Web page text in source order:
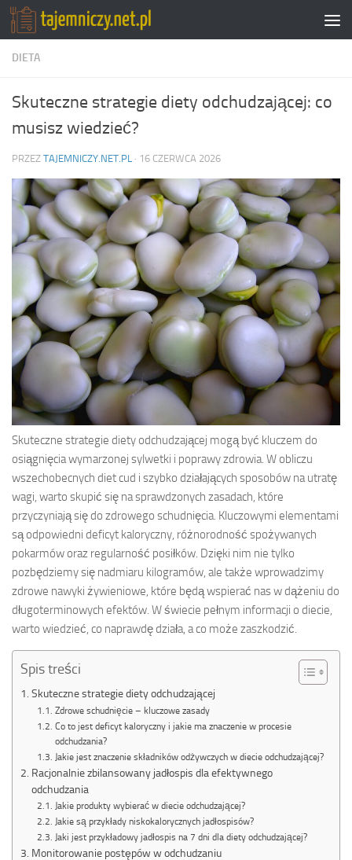
Przejdź do treści
DIETA
Skuteczne strategie diety odchudzającej: co
musisz wiedzieć?
PRZEZ TAJEMNICZY.NET.PL · 16 CZERWCA 2026
Skuteczne strategie diety odchudzającej mogą być kluczem do
osiągnięcia wymarzonej sylwetki i poprawy zdrowia. W obliczu
wszechobecnych diet cud i szybko działających sposobów na utratę
wagi, warto skupić się na sprawdzonych zasadach, które
przyczyniają się do zdrowego schudnięcia. Kluczowymi elementami
są odpowiedni deficyt kaloryczny, różnorodność spożywanych
pokarmów oraz regularność posiłków. Dzięki nim nie tylko
pozbędziemy się nadmiaru kilogramów, ale także wprowadzimy
zdrowe nawyki żywieniowe, które będą wspierać nas w dążeniu do
długoterminowych efektów. W świecie pełnym informacji o diecie,
warto wiedzieć, co naprawdę działa, a co może zaszkodzić.
Spis treści
Skuteczne strategie diety odchudzającej
Zdrowe schudnięcie – kluczowe zasady
Co to jest deficyt kaloryczny i jakie ma znaczenie w procesie
odchudzania?
Jakie jest znaczenie składników odżywczych w diecie odchudzającej?
Racjonalnie zbilansowany jadłospis dla efektywnego
odchudzania
Jakie produkty wybierać w diecie odchudzającej?
Jakie są przykłady niskokalorycznych jadłospisów?
Jaki jest przykładowy jadłospis na 7 dni dla diety odchudzającej?
Monitorowanie postępów w odchudzaniu